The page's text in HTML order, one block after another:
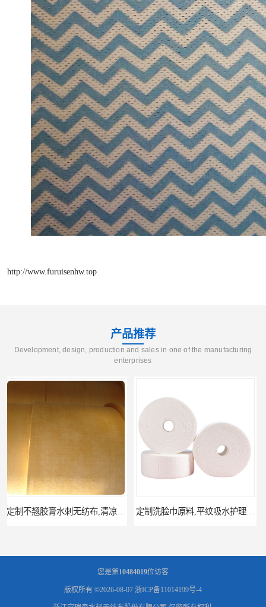
http://www.furuisenhw.top
产品推荐
Development, design, production and sales in one of the manufacturing
enterprises
供应无尘布,多层吸油布,吸油垫无纺布,汽车修理用吸油无纺布
您是第10484019位访客
版权所有 ©2026-08-07 浙ICP备11014199号-4